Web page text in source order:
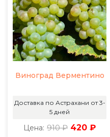
Виноград Верментино
Доставка по Астрахани от 3-
5 дней
Цена: 910 ₽ 420 ₽